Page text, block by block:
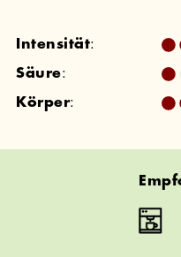
Intensität:
Säure:
Körper: